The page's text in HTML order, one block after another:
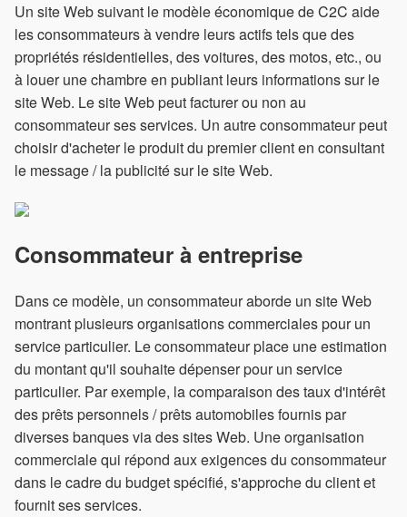
Un site Web suivant le modèle économique de C2C aide
les consommateurs à vendre leurs actifs tels que des
propriétés résidentielles, des voitures, des motos, etc., ou
à louer une chambre en publiant leurs informations sur le
site Web. Le site Web peut facturer ou non au
consommateur ses services. Un autre consommateur peut
choisir d'acheter le produit du premier client en consultant
le message / la publicité sur le site Web.
Consommateur à entreprise
Dans ce modèle, un consommateur aborde un site Web
montrant plusieurs organisations commerciales pour un
service particulier. Le consommateur place une estimation
du montant qu'il souhaite dépenser pour un service
particulier. Par exemple, la comparaison des taux d'intérêt
des prêts personnels / prêts automobiles fournis par
diverses banques via des sites Web. Une organisation
commerciale qui répond aux exigences du consommateur
dans le cadre du budget spécifié, s'approche du client et
fournit ses services.